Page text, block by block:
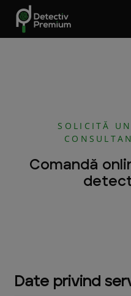
Skip
content
SOLICITĂ
Comandă
Date privind